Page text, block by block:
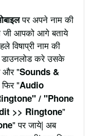
पर अपने नाम की
जी आपको आगे बताये
विषाप्री नाम की
डाउनलोड करे उसके
और "Sounds &
"Audio
/ "Phone
>> Ringtone"
" पर जाये| अब